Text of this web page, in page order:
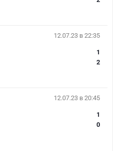
12.07.23 в 22:35
1
2
12.07.23 в 20:45
1
0